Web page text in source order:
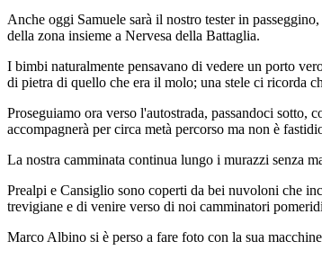
Anche oggi Samuele sarà il nostro tester in
della zona insieme a Nervesa della Battaglia.
I bimbi naturalmente pensavano di vedere un porto
di pietra di quello che era il molo; una stele ci ricorda
Proseguiamo ora verso l'autostrada, passandoci sotto,
accompagnerà per circa metà percorso ma non è
La nostra camminata continua lungo i murazzi senza
Prealpi e Cansiglio sono coperti da bei nuvoloni che
trevigiane e di venire verso di noi camminatori
Marco Albino si è perso a fare foto con la sua